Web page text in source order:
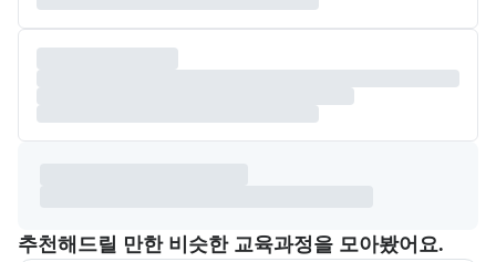
추천해드릴 만한 비슷한 교육과정을 모아봤어요.